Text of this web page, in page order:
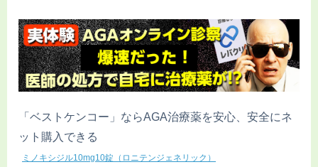
「ベストケンコー」ならAGA治療薬を安心、安全にネ
ット購入できる
ミノキシジル10mg10錠（ロニテンジェネリック）